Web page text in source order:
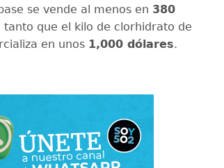
se vende al menos en 380
tanto que el kilo de clorhidrato de
en unos 1,000 dólares.